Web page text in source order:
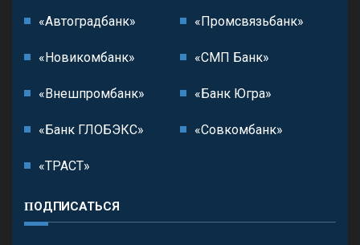
«Автоградбанк» «Промсвязьбанк»
«Новикомбанк» «СМП Банк»
«Внешпромбанк» «Банк Югра»
«Банк ГЛОБЭКС» «Совкомбанк»
«ТРАСТ»
ПОДПИСАТЬСЯ